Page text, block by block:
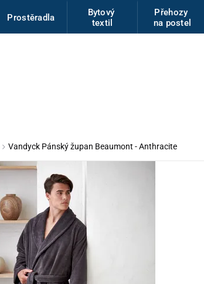
Prostěradla
Bytový
textil
Přehozy
na postel
Vandyck Pánský župan Beaumont - Anthracite